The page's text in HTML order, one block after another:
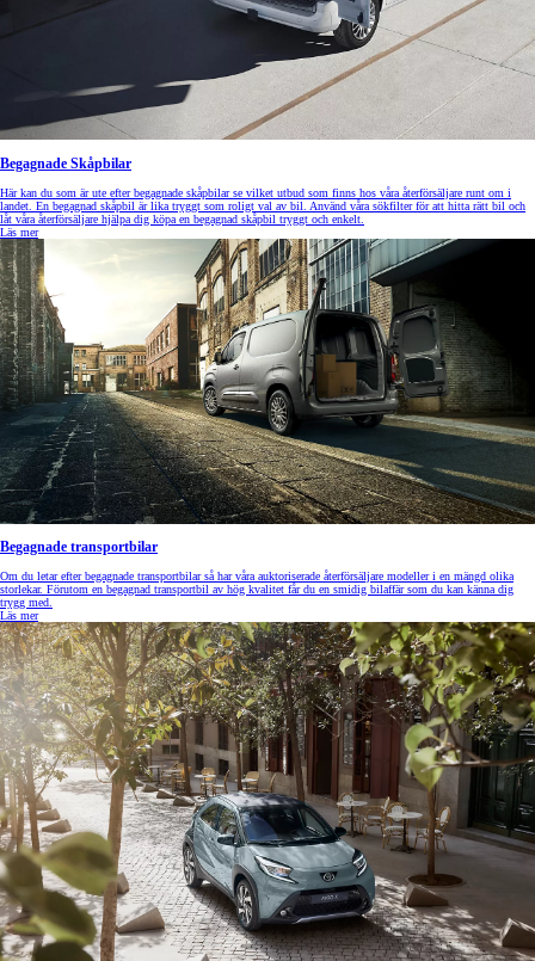
Begagnade Skåpbilar
Här kan du som är ute efter begagnade skåpbilar se vilket utbud som finns hos våra återförsäljare runt om i
landet. En begagnad skåpbil är lika tryggt som roligt val av bil. Använd våra sökfilter för att hitta rätt bil och
låt våra återförsäljare hjälpa dig köpa en begagnad skåpbil tryggt och enkelt.
Läs mer
Begagnade transportbilar
Om du letar efter begagnade transportbilar så har våra auktoriserade återförsäljare modeller i en mängd olika
storlekar. Förutom en begagnad transportbil av hög kvalitet får du en smidig bilaffär som du kan känna dig
trygg med.
Läs mer